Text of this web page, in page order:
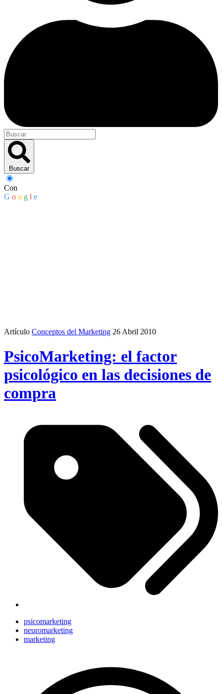
Buscar
Con
G o o g l e
Artículo Conceptos del Marketing 26 Abril 2010
PsicoMarketing: el factor
psicológico en las decisiones de
compra
psicomarketing
neuromarketing
marketing